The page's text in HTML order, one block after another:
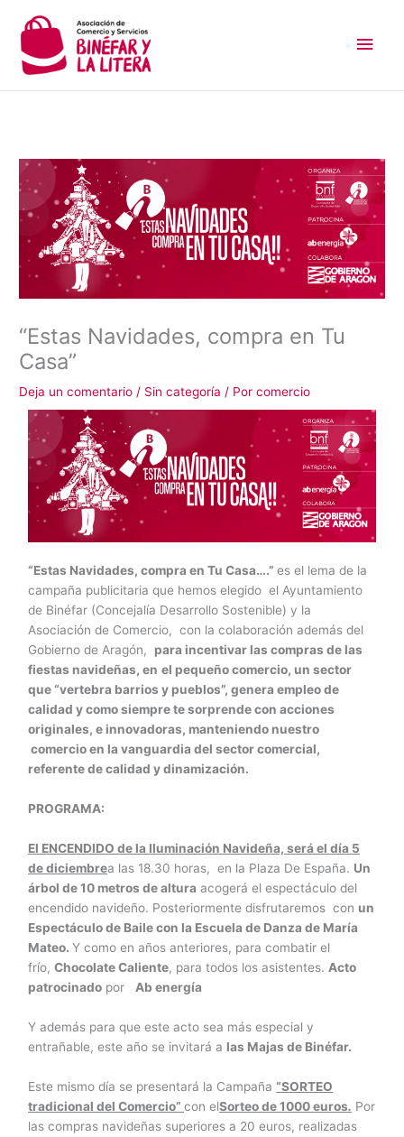
contenido
“Estas Navidades, compra en Tu
Casa”
Deja un comentario / Sin categoría / Porcomercio
“Estas Navidades, compra en Tu Casa….”es el lema de la
campaña publicitaria que hemos elegido el Ayuntamiento
de Binéfar (Concejalía Desarrollo Sostenible) y la
Asociación de Comercio, con la colaboración además del
Gobierno de Aragón, para incentivar las compras de las
fiestas navideñas, en el pequeño comercio, un sector
que “vertebra barrios y pueblos”, genera empleo de
calidad y como siempre te sorprende con acciones
originales, e innovadoras, manteniendo nuestro
comercio en la vanguardia del sector comercial,
referente de calidad y dinamización.
PROGRAMA:
El ENCENDIDO de la Iluminación Navideña, será el día 5
de diciembrea las 18.30 horas, en la Plaza De España. Un
árbol de 10 metros de altura acogerá el espectáculo del
encendido navideño. Posteriormente disfrutaremos con un
Espectáculo de Baile con la Escuela de Danza de María
Mateo.Y como en años anteriores, para combatir el
frío,Chocolate Caliente, para todos los asistentes. Acto
patrocinado por Ab energía
Y además para que este acto sea más especial y
entrañable, este año se invitará a las Majas de Binéfar.
Este mismo día se presentará la Campaña“SORTEO
tradicional del Comercio”con elSorteo de 1000 euros. Por
las compras navideñas superiores a 20 euros, realizadas